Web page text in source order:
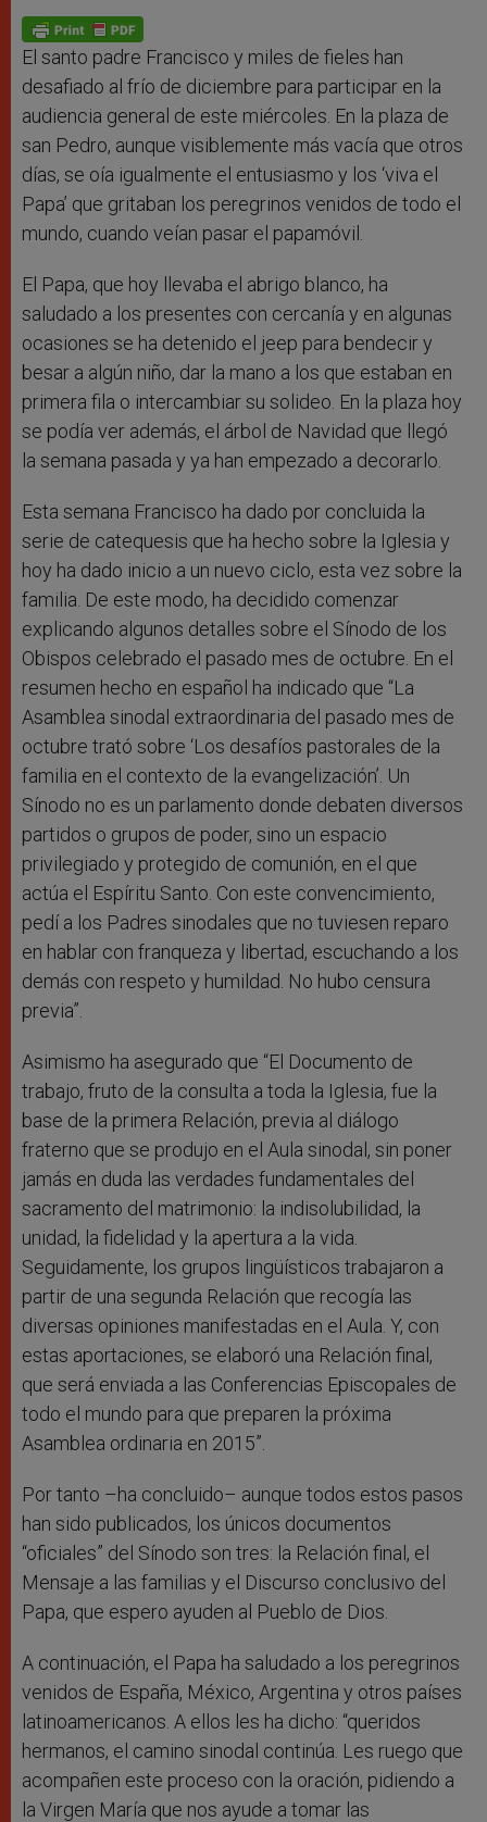
p
p
g
e
r
o
k
El santo padre Francisco y miles de fieles han
desafiado al frío de diciembre para participar en la
audiencia general de este miércoles. En la plaza de
san Pedro, aunque visiblemente más vacía que otros
días, se oía igualmente el entusiasmo y los ‘viva el
Papa’ que gritaban los peregrinos venidos de todo el
mundo, cuando veían pasar el papamóvil.
El Papa, que hoy llevaba el abrigo blanco, ha
saludado a los presentes con cercanía y en algunas
ocasiones se ha detenido el jeep para bendecir y
besar a algún niño, dar la mano a los que estaban en
primera fila o intercambiar su solideo. En la plaza hoy
se podía ver además, el árbol de Navidad que llegó
la semana pasada y ya han empezado a decorarlo.
Esta semana Francisco ha dado por concluida la
serie de catequesis que ha hecho sobre la Iglesia y
hoy ha dado inicio a un nuevo ciclo, esta vez sobre la
familia. De este modo, ha decidido comenzar
explicando algunos detalles sobre el Sínodo de los
Obispos celebrado el pasado mes de octubre. En el
resumen hecho en español ha indicado que “La
Asamblea sinodal extraordinaria del pasado mes de
octubre trató sobre ‘Los desafíos pastorales de la
familia en el contexto de la evangelización’. Un
Sínodo no es un parlamento donde debaten diversos
partidos o grupos de poder, sino un espacio
privilegiado y protegido de comunión, en el que
actúa el Espíritu Santo. Con este convencimiento,
pedí a los Padres sinodales que no tuviesen reparo
en hablar con franqueza y libertad, escuchando a los
demás con respeto y humildad. No hubo censura
previa”.
Asimismo ha asegurado que “El Documento de
trabajo, fruto de la consulta a toda la Iglesia, fue la
base de la primera Relación, previa al diálogo
fraterno que se produjo en el Aula sinodal, sin poner
jamás en duda las verdades fundamentales del
sacramento del matrimonio: la indisolubilidad, la
unidad, la fidelidad y la apertura a la vida.
Seguidamente, los grupos lingüísticos trabajaron a
partir de una segunda Relación que recogía las
diversas opiniones manifestadas en el Aula. Y, con
estas aportaciones, se elaboró una Relación final,
que será enviada a las Conferencias Episcopales de
todo el mundo para que preparen la próxima
Asamblea ordinaria en 2015”.
Por tanto –ha concluido– aunque todos estos pasos
han sido publicados, los únicos documentos
“oficiales” del Sínodo son tres: la Relación final, el
Mensaje a las familias y el Discurso conclusivo del
Papa, que espero ayuden al Pueblo de Dios.
A continuación, el Papa ha saludado a los peregrinos
venidos de España, México, Argentina y otros países
latinoamericanos. A ellos les ha dicho: “queridos
hermanos, el camino sinodal continúa. Les ruego que
acompañen este proceso con la oración, pidiendo a
la Virgen María que nos ayude a tomar las